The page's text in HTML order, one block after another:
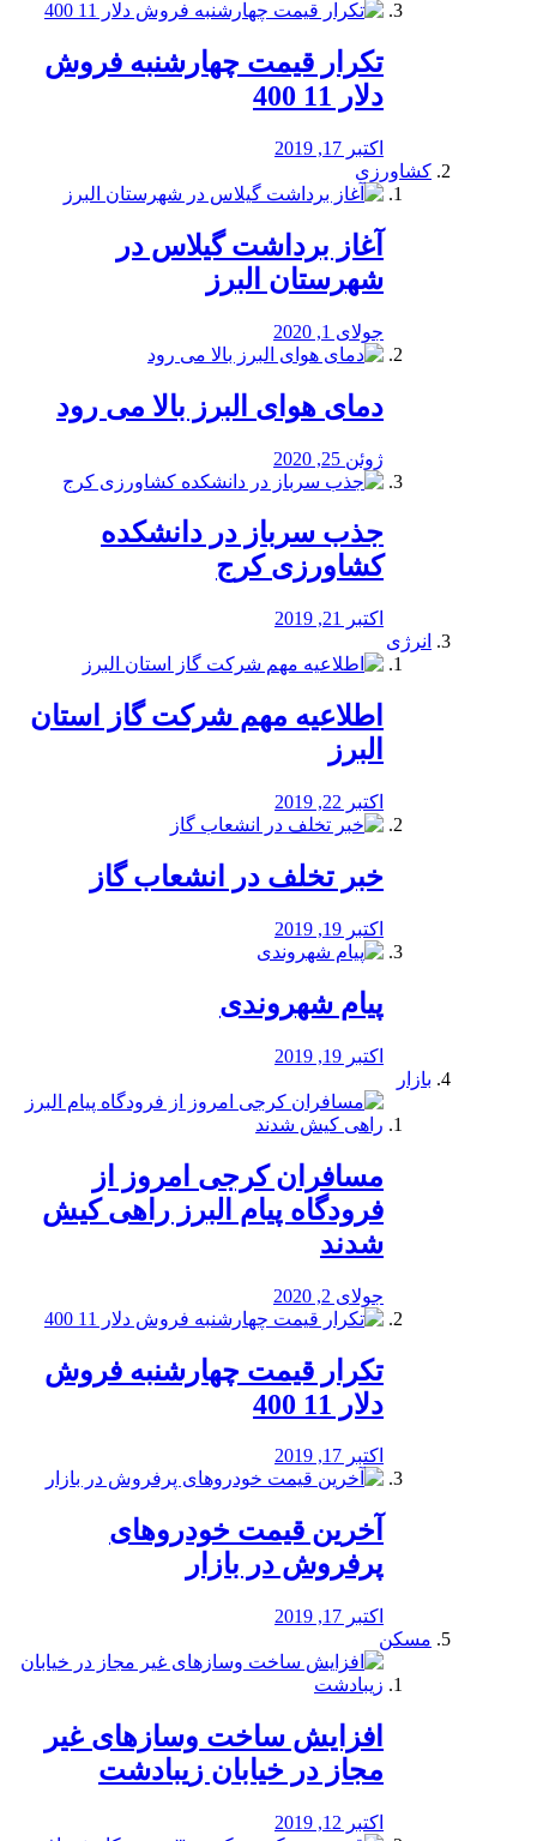
تکرار قیمت چهارشنبه فروش
دلار 11 400
اکتبر 17, 2019
کشاورزی
آغاز برداشت گیلاس در
شهرستان البرز
جولای 1, 2020
دمای هوای البرز بالا می رود
ژوئن 25, 2020
جذب سرباز در دانشکده
کشاورزی کرج
اکتبر 21, 2019
انرژی
️اطلاعیه مهم شرکت گاز استان
البرز
اکتبر 22, 2019
خبر تخلف در انشعاب گاز
اکتبر 19, 2019
پیام شهروندی
اکتبر 19, 2019
بازار
مسافران کرجی امروز از
فرودگاه پیام البرز راهی کیش
شدند
جولای 2, 2020
تکرار قیمت چهارشنبه فروش
دلار 11 400
اکتبر 17, 2019
آخرین قیمت خودرو‌های
پرفروش در بازار
اکتبر 17, 2019
مسکن
افزایش ساخت وسازهای غیر
مجاز در خیابان زیبادشت
اکتبر 12, 2019